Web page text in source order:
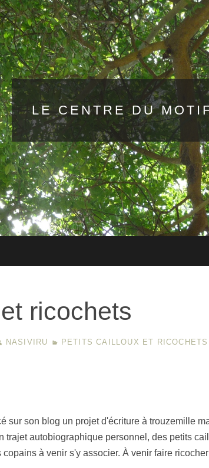
LE CENTRE DU
ricochets
NASIVIRU PETITS CAILLOUX ET RICOCHETS
sur son blog un projet d'écriture à trouzemille
trajet autobiographique personnel, des petits
copains à venir s'y associer. À venir faire